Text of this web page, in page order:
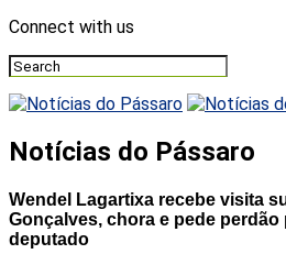
Connect with us
Notícias do Pássaro
Wendel Lagartixa recebe visita
Gonçalves, chora e pede
deputado